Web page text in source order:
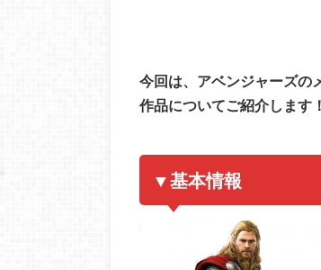
今回は、アベンジャーズの
作品についてご紹介します！
▼基本情報